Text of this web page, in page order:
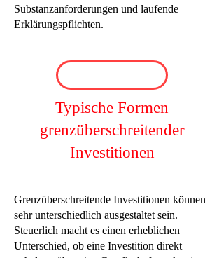
Substanzanforderungen und laufende
Erklärungspflichten.
Typische Formen
grenzüberschreitender
Investitionen
Grenzüberschreitende Investitionen können
sehr unterschiedlich ausgestaltet sein.
Steuerlich macht es einen erheblichen
Unterschied, ob eine Investition direkt